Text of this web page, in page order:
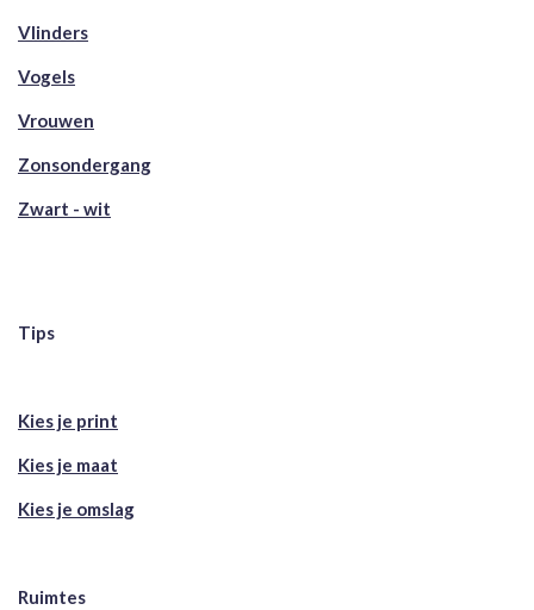
Vlinders
Vogels
Vrouwen
Zonsondergang
Zwart - wit
Tips
Kies je print
Kies je maat
Kies je omslag
Ruimtes